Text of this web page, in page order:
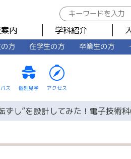
内 学科紹介
方 在学生の方 卒業生の方
ス 個別見学 アクセス
ずし”を設計してみた！電子技術